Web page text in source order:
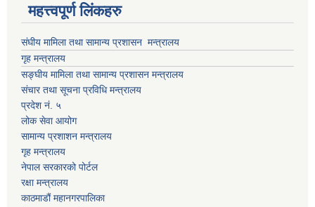
महत्त्वपूर्ण लिंकहरु
संघीय मामिला तथा सामान्य प्रशासन मन्त्रालय
गृह मन्त्रालय
सङ्घीय मामिला तथा सामान्य प्रशासन मन्त्रालय
संचार तथा सूचना प्रविधि मन्त्रालय
प्रदेश नं. ५
लोक सेवा आयोग
सामान्य प्रशाशन मन्त्रालय
गृह मन्त्रालय
नेपाल सरकारको पोर्टल
रक्षा मन्त्रालय
काठमाडौं महानगरपालिका